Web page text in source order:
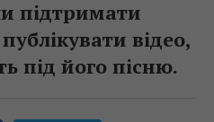
підтримати
відео,
під його пісню.